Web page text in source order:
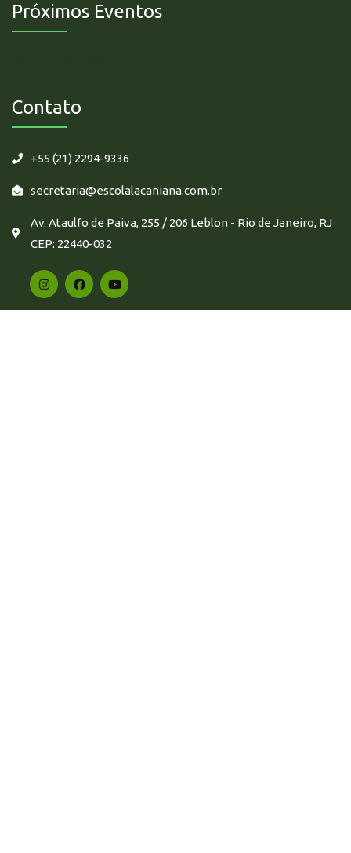
Próximos Eventos
Contato
+55 (21) 2294-9336
secretaria@escolalacaniana.com.br
Av. Ataulfo de Paiva, 255 / 206 Leblon - Rio de Janeiro, RJ
CEP: 22440-032